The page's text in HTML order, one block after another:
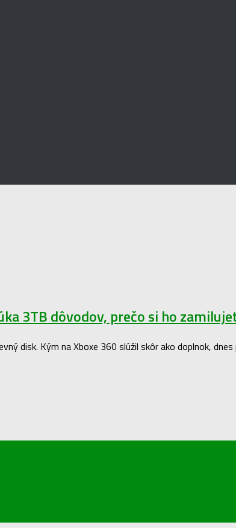
3TB dôvodov, prečo si ho
disk. Kým na Xboxe 360 slúžil skôr ako doplnok,